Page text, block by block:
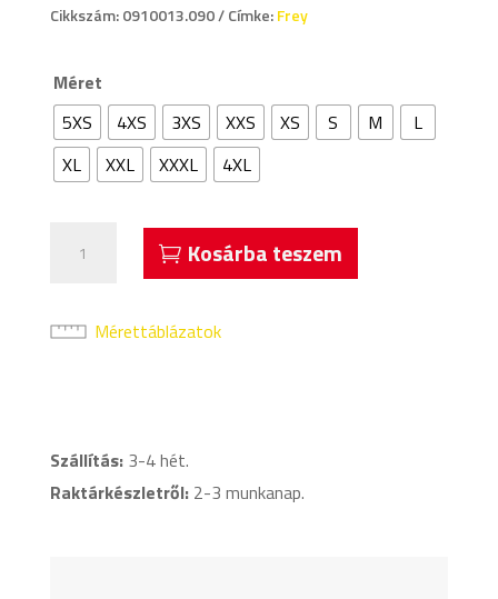
Cikkszám:0910013.090 Címke:Frey
Méret
5XS
4XS 3XS XXS XS S M
L
XL
XXL XXXL 4XL
Edzőnadrág
Kosárba teszem
Mérettáblázatok
Szállítás:3-4 hét.
Raktárkészletről:2-3 munkanap.